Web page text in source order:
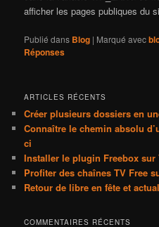
afficher les pages publiques du
Publié dans Blog | Marqué avec
Réponses
ARTICLES RÉCENTS
Créer plusieurs dossiers en
Connaître le chemin absolu
ci
Installer le plugin Freebox sur
Profiter des chaînes TV Free
Retour de libre en fête et
COMMENTAIRES RÉCENTS